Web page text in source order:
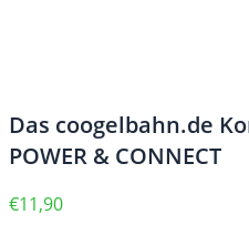
Das coogelbahn.de
POWER & CONNECT
€11,90